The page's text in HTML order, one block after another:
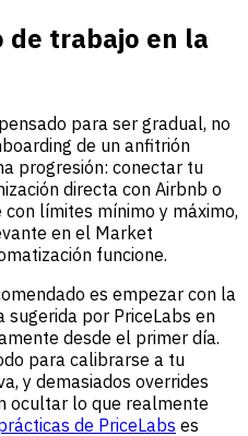
de trabajo en la
para ser gradual, no
de un anfitrión
progresión: conectar tu
directa con Airbnb o
límites mínimo y máximo,
en el Market
funcione.
es empezar con la
por PriceLabs en
desde el primer día.
para calibrarse a tu
y demasiados overrides
ocultar lo que realmente
de PriceLabs es